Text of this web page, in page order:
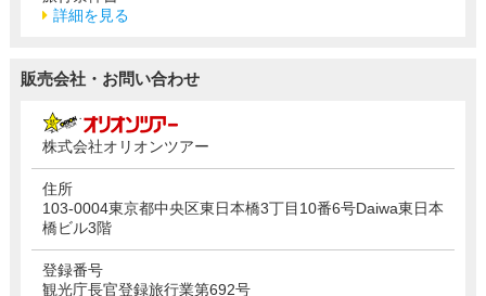
詳細を見る
販売会社・お問い合わせ
株式会社オリオンツアー
住所
103-0004東京都中央区東日本橋3丁目10番6号Daiwa東日本
橋ビル3階
登録番号
観光庁長官登録旅行業第692号